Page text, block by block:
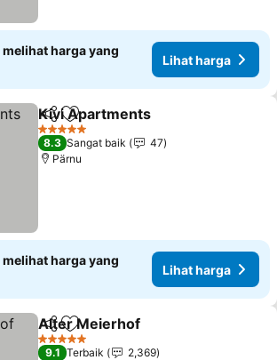
harga yang
Lihat harga
KongsiTambah ke favorit
Kivi Apartments
5 Bintang
8.3 Sangat baik
47
Pärnu
harga yang
Lihat harga
KongsiTambah ke favorit
Alter Meierhof
5 Bintang
9.1 Terbaik
2,369